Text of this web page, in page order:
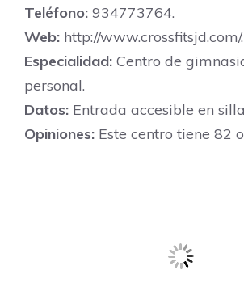
Teléfono: 934773764.
Web: http://www.crossfitsjd.com/.
Especialidad: Centro de
personal.
Datos: Entrada accesible en
Opiniones: Este centro tiene 82